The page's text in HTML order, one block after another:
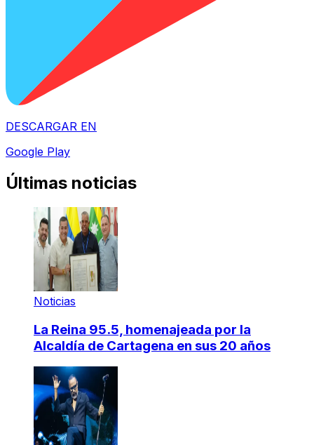
DESCARGAR EN
Google Play
Últimas noticias
Noticias
La Reina 95.5, homenajeada por la
Alcaldía de Cartagena en sus 20 años